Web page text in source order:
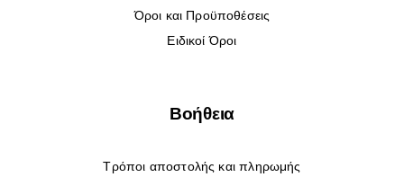
Όροι και Προϋποθέσεις
Ειδικοί Όροι
Βοήθεια
Τρόποι αποστολής και πληρωμής